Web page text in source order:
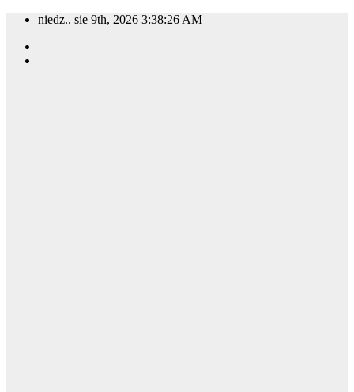
Skip
content
niedz.. sie 9th, 2026 3:38:27 AM